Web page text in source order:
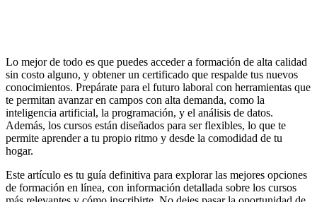
Lo mejor de todo es que puedes acceder a formación de alta calidad
sin costo alguno, y obtener un certificado que respalde tus nuevos
conocimientos. Prepárate para el futuro laboral con herramientas que
te permitan avanzar en campos con alta demanda, como la
inteligencia artificial, la programación, y el análisis de datos.
Además, los cursos están diseñados para ser flexibles, lo que te
permite aprender a tu propio ritmo y desde la comodidad de tu
hogar.
Este artículo es tu guía definitiva para explorar las mejores opciones
de formación en línea, con información detallada sobre los cursos